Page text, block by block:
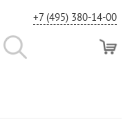
+7 (495) 380-14-00